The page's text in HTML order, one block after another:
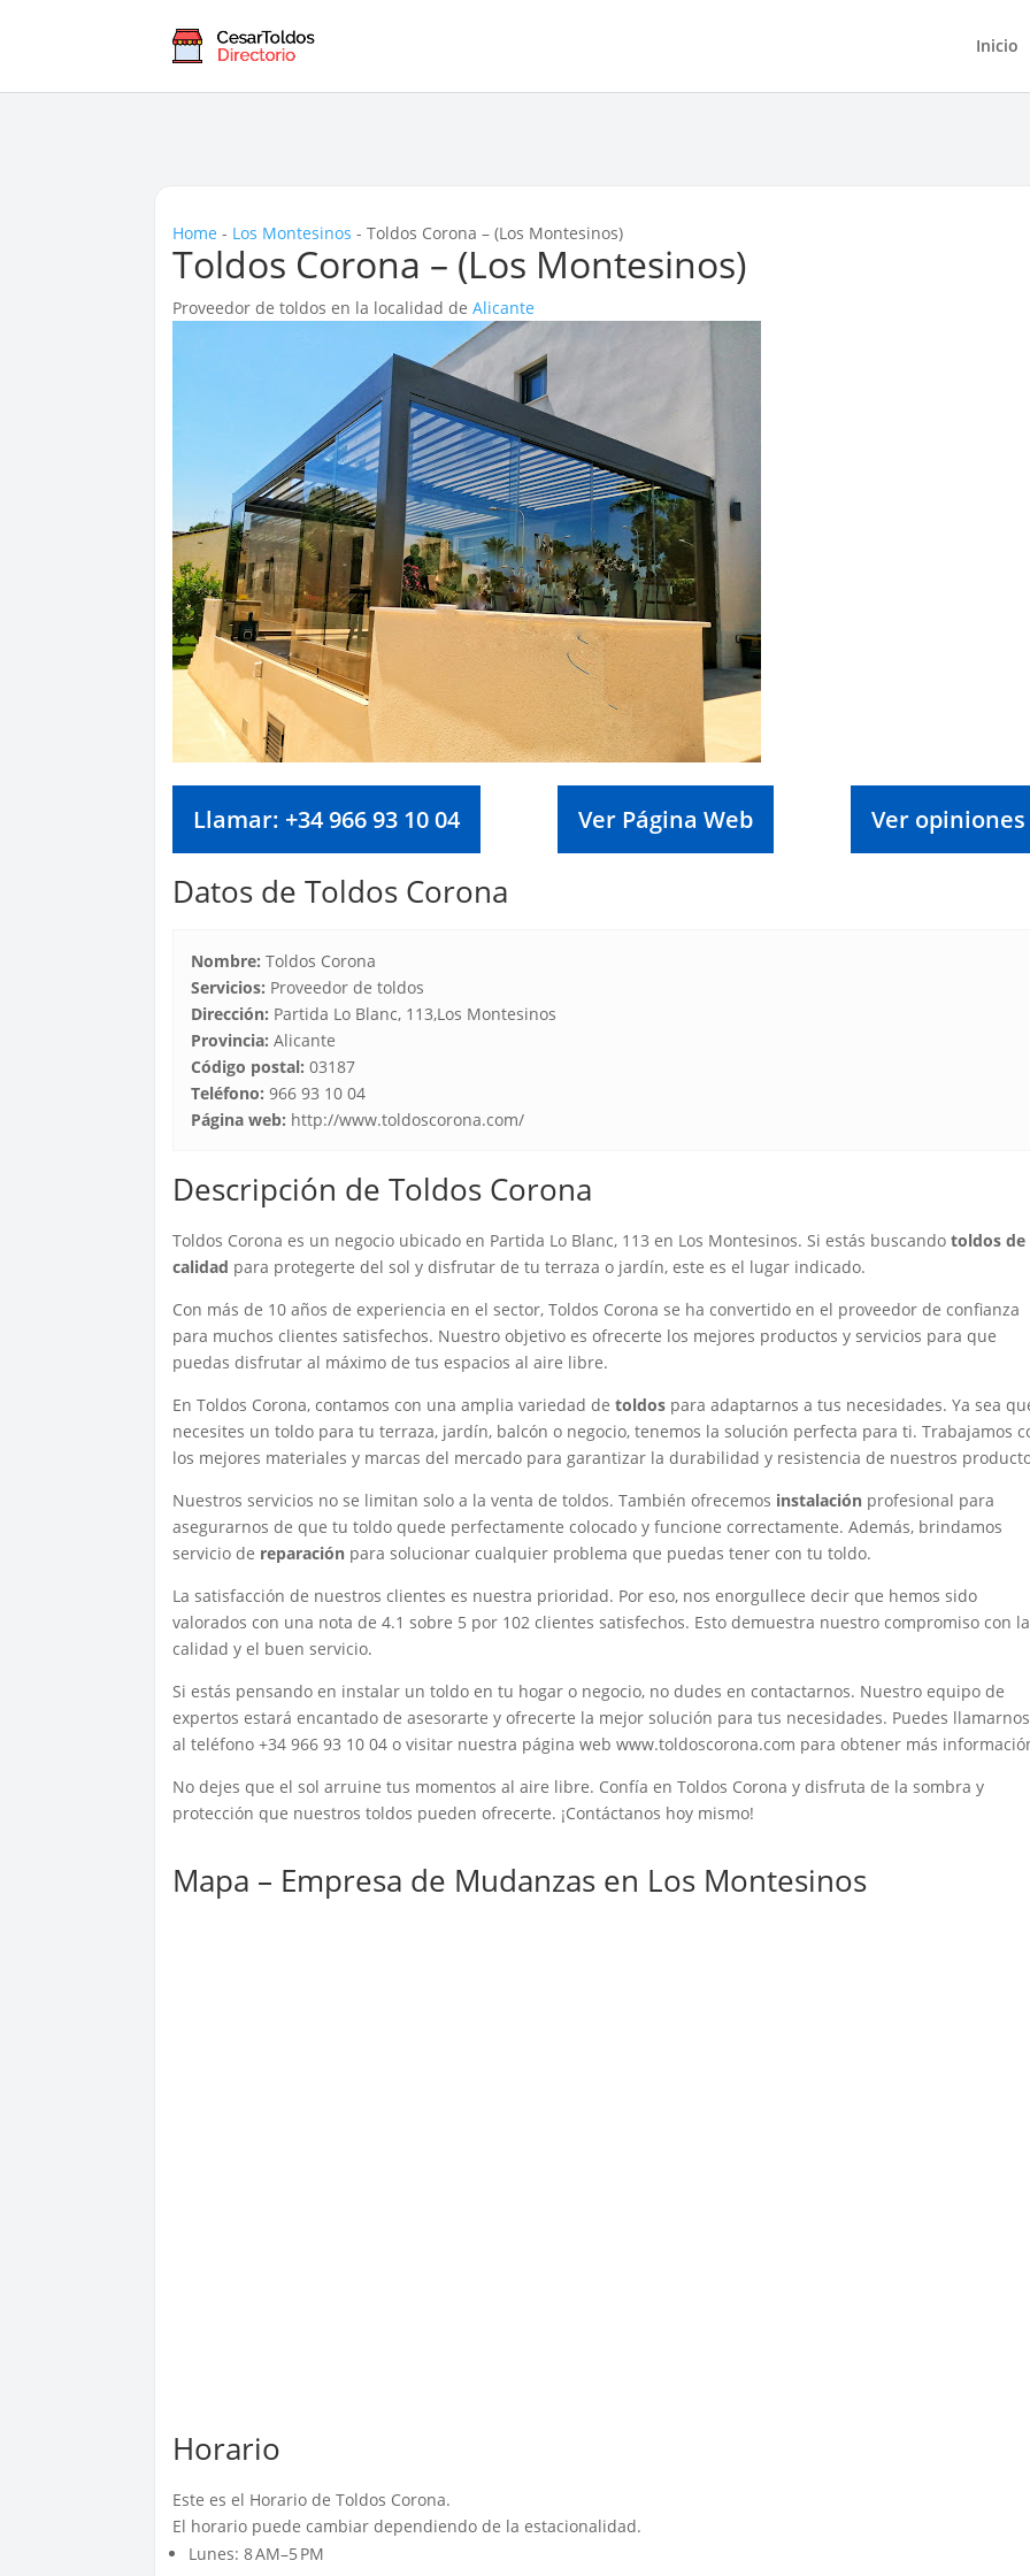
Inicio
Home - Los Montesinos -Toldos Corona – (Los Montesinos)
Toldos Corona – (Los Montesinos)
Proveedor de toldos en la localidad deAlicante
Llamar: +34 966 93 10 04 Ver Página Web Ver opiniones
Datos de Toldos Corona
Nombre: Toldos Corona
Servicios: Proveedor de toldos
Dirección: Partida Lo Blanc, 113,Los Montesinos
Provincia: Alicante
Código postal: 03187
Teléfono: 966 93 10 04
Página web: http://www.toldoscorona.com/
Descripción de Toldos Corona
Toldos Corona es un negocio ubicado en Partida Lo Blanc, 113 en Los Montesinos. Si estás buscandotoldos de
calidad para protegerte del sol y disfrutar de tu terraza o jardín, este es el lugar indicado.
Con más de 10 años de experiencia en el sector, Toldos Corona se ha convertido en el proveedor de confianza
para muchos clientes satisfechos. Nuestro objetivo es ofrecerte los mejores productos y servicios para que
puedas disfrutar al máximo de tus espacios al aire libre.
En Toldos Corona, contamos con una amplia variedad detoldos para adaptarnos a tus necesidades. Ya sea
necesites un toldo para tu terraza, jardín, balcón o negocio, tenemos la solución perfecta para ti. Trabajamos
los mejores materiales y marcas del mercado para garantizar la durabilidad y resistencia de nuestros
Nuestros servicios no se limitan solo a la venta de toldos. También ofrecemos instalación profesional para
asegurarnos de que tu toldo quede perfectamente colocado y funcione correctamente. Además, brindamos
servicio de reparación para solucionar cualquier problema que puedas tener con tu toldo.
La satisfacción de nuestros clientes es nuestra prioridad. Por eso, nos enorgullece decir que hemos sido
valorados con una nota de 4.1 sobre 5 por 102 clientes satisfechos. Esto demuestra nuestro compromiso con la
calidad y el buen servicio.
Si estás pensando en instalar un toldo en tu hogar o negocio, no dudes en contactarnos. Nuestro equipo de
expertos estará encantado de asesorarte y ofrecerte la mejor solución para tus necesidades. Puedes llamarnos
al teléfono +34 966 93 10 04 o visitar nuestra página web www.toldoscorona.com para obtener más
No dejes que el sol arruine tus momentos al aire libre. Confía en Toldos Corona y disfruta de la sombra y
protección que nuestros toldos pueden ofrecerte. ¡Contáctanos hoy mismo!
Mapa – Empresa de Mudanzas en Los Montesinos
Horario
Este es el Horario de Toldos Corona.
El horario puede cambiar dependiendo de la estacionalidad.
Lunes: 8 AM–5 PM